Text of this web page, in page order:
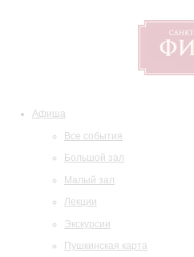
Афиша
Все события
Большой зал
Малый зал
Лекции
Экскурсии
Пушкинская карта